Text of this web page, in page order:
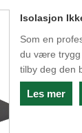
Isolasjon
Som en
du være trygg
tilby deg den
Les mer